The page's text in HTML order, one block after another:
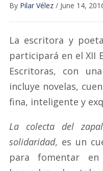
By Pilar Vélez/ June 14,
La escritora y
participará en el XII
Escritoras, con
incluye novelas,
fina, inteligente y
La colecta del
solidaridad, es un
para fomentar